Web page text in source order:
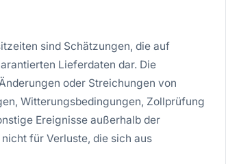
sind Schätzungen, die auf
Lieferdaten dar. Die
oder Streichungen von
Witterungsbedingungen, Zollprüfung
Ereignisse außerhalb der
für Verluste, die sich aus